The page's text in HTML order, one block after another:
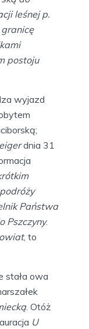
leśnej p.
postoju
wyjazd
dnia 31
Państwa
Pszczyny.
, to
stała owa
. Otóż
U